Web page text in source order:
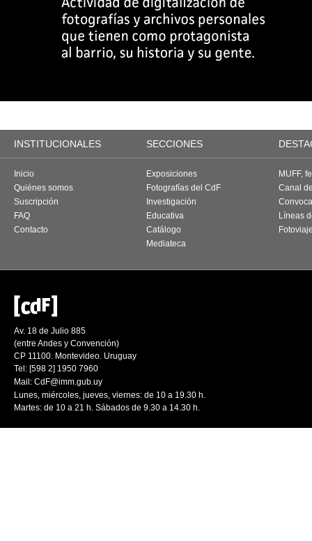
INSTITUCIONALES SECCIONES
Inicio
Quiénes somos
Suscripción
FAQ
Contacto
Exposiciones
Fotografías del CdF
Investigación
Educativa
Catálogo
Mediateca
MUFF,
Canal
Líneas
Av. 18 de Julio 885
(entre Andes y Convención)
CP 11100. Montevideo. Uruguay
Tel: [598 2] 1950 7960
Mail: CdF@imm.gub.uy
Lunes, miércoles, jueves, viernes: de 10 a 19.30 h.
Martes: de 10 a 21 h. Sábados de 9.30 a 14.30 h.